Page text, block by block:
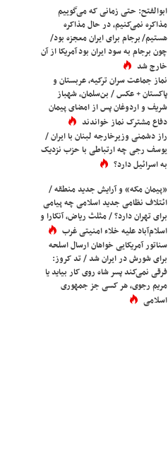
ابوالفتح: حتی زمانی که می‌گوییم
مذاکره نمی‌کنیم، در حال مذاکره
هستیم/ برجام برای ایران معجزه بود/
چون برجام به سود ایران بود آمریکا از آن
خارج شد
نماز جماعت سران ترکیه، عربستان و
پاکستان + عکس / بن‌سلمان، شهباز
شریف و اردوغان پس از امضای پیمان
دفاع مشترک نماز خواندند
راز دشمنی وزیرخارجه لبنان با ایران /
یوسف رجی چه ارتباطی با حزب نزدیک
به اسرائیل دارد؟
«پیمان مکه» و آرایش جدید منطقه /
ائتلاف نظامی جدید اسلامی چه پیامی
برای تهران دارد؟ / مثلث ریاض، آنکارا و
اسلام‌آباد علیه خلاء امنیتی غرب
سناتور آمریکایی خواهان ارسال اسلحه
برای شورش در ایران شد / تد کروز:
فرقی نمی‌کند پسر شاه روی کار بیاید یا
مریم رجوی، هر کسی جز جمهوری
اسلامی